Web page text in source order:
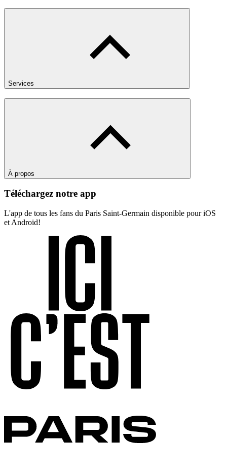
Services
À propos
Téléchargez notre app
L'app de tous les fans du Paris Saint-Germain disponible pour iOS
et Android!